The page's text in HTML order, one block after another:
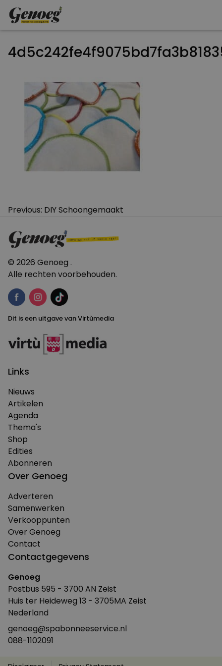
Bericht
Previous: DIY Schoongemaakt
© 2026 Genoeg .
Alle rechten voorbehouden.
Dit is een uitgave van Virtùmedia
Links
Nieuws
Artikelen
Agenda
Thema's
Shop
Edities
Abonneren
Over Genoeg
Adverteren
Samenwerken
Verkooppunten
Over Genoeg
Contact
Contactgegevens
Genoeg
Postbus 595 - 3700 AN Zeist
Huis ter Heideweg 13 - 3705MA Zeist
Nederland
genoeg@spabonneeservice.nl
088-1102091